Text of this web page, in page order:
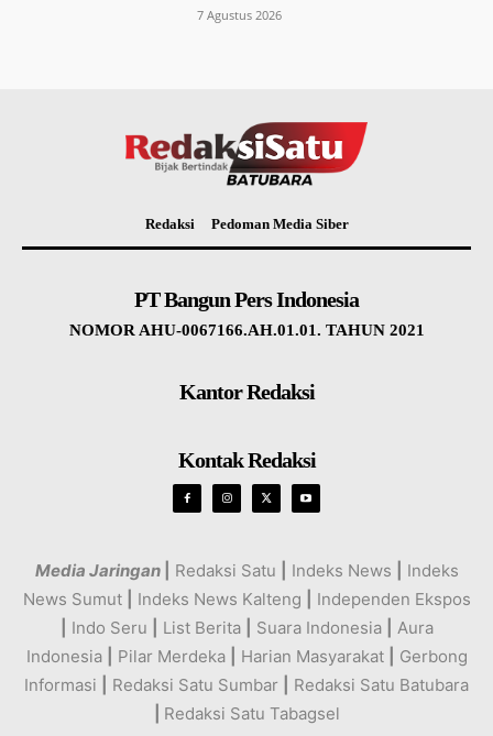
7 Agustus 2026
Redaksi Pedoman Media Siber
PT Bangun Pers Indonesia
NOMOR AHU-0067166.AH.01.01. TAHUN 2021
Kantor Redaksi
Kontak Redaksi
Media Jaringan Redaksi Satu Indeks News
Indeks
News Sumut
Indeks News Kalteng
Independen Ekspos
Indo Seru List Berita Suara Indonesia
Aura
Indonesia
Pilar Merdeka Harian Masyarakat
Gerbong
Informasi
Redaksi Satu Sumbar
Redaksi Satu Batubara
Redaksi Satu Tabagsel